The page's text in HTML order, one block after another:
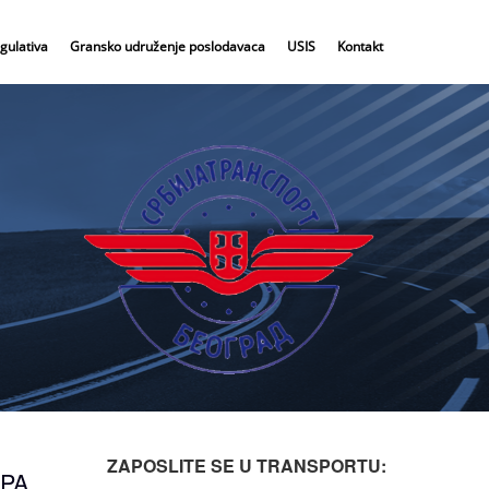
Gransko udruženje poslodavaca USIS Kontakt
ZAPOSLITE SE U TRANSPORTU: